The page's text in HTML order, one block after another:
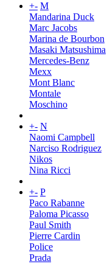
+- M
Mandarina Duck
Marc Jacobs
Marina de Bourbon
Masaki Matsushima
Mercedes-Benz
Mexx
Mont Blanc
Montale
Moschino
+- N
Naomi Campbell
Narciso Rodriguez
Nikos
Nina Ricci
+- P
Paco Rabanne
Paloma Picasso
Paul Smith
Pierre Cardin
Police
Prada